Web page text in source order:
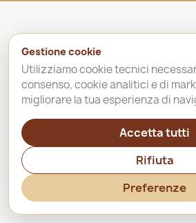
Gestione cookie
Utilizziamo cookie tecnici
consenso, cookie analitici e di
migliorare la tua esperienza di
Accetta tutti
Rifiuta
Preferenze